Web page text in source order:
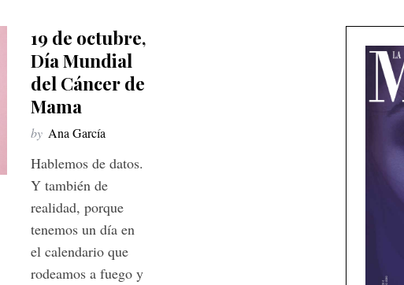
19 de octubre,
Día Mundial
del Cáncer de
Mama
by Ana García
Hablemos de datos.
Y también de
realidad, porque
tenemos un día en
el calendario que
rodeamos a fuego y